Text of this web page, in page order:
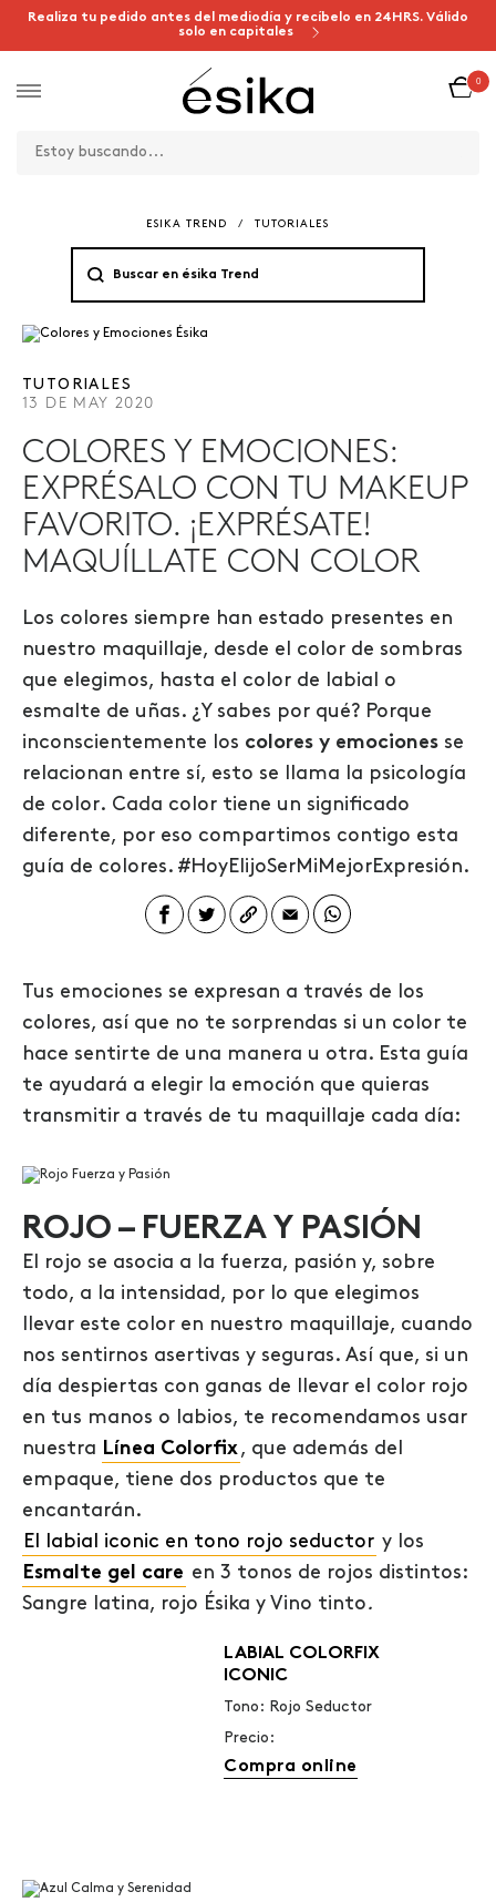
Realiza tu pedido antes del mediodía y recíbelo en 24HRS. Válido
solo en capitales
0
ESIKA TREND / TUTORIALES
TUTORIALES
13 DE MAY 2020
COLORES Y EMOCIONES:
EXPRÉSALO CON TU MAKEUP
FAVORITO. ¡EXPRÉSATE!
MAQUÍLLATE CON COLOR
Los colores siempre han estado presentes en
nuestro maquillaje, desde el color de sombras
que elegimos, hasta el color de labial o
esmalte de uñas. ¿Y sabes por qué? Porque
inconscientemente los colores y emociones se
relacionan entre sí, esto se llama la psicología
de color. Cada color tiene un significado
diferente, por eso compartimos contigo esta
guía de colores. #HoyElijoSerMiMejorExpresión.
Tus emociones se expresan a través de los
colores, así que no te sorprendas si un color te
hace sentirte de una manera u otra. Esta guía
te ayudará a elegir la emoción que quieras
transmitir a través de tu maquillaje cada día:
ROJO – FUERZA Y PASIÓN
El rojo se asocia a la fuerza, pasión y, sobre
todo, a la intensidad, por lo que elegimos
llevar este color en nuestro maquillaje, cuando
nos sentirnos asertivas y seguras. Así que, si un
día despiertas con ganas de llevar el color rojo
en tus manos o labios, te recomendamos usar
nuestra Línea Colorfix, que además del
empaque, tiene dos productos que te
encantarán.
El labial iconic en tono rojo seductor y los
Esmalte gel care en 3 tonos de rojos distintos:
Sangre latina, rojo Ésika y Vino tinto.
LABIAL COLORFIX
ICONIC
Tono: Rojo Seductor
Precio:
Compra online